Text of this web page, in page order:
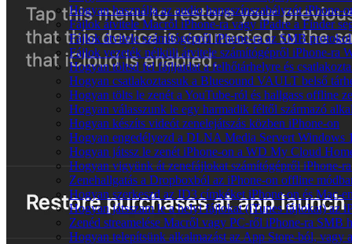
Hogyan használja az audio hangszínszabályzót
Fájlok átvitele Macről iPhone-ra vagy iPadre a Finder
Fájlok átvitele számítógépről iPhone-ra az SMB
Fájlok vezeték nélküli átvitele számítógépről iPhone-ra
Hogyan töltsd fel fájljaidat a felhőtárhelyre és
Hogyan csatlakoztassuk a Bluesound VAULT belső
Hogyan tölts le zenét a YouTube-ról és hallgass offline
Hogyan válasszunk le egy harmadik féltől származó
Hogyan készíts videót zenelejátszás közben iPhone-on
Hogyan engedélyezd a DLNA Media Servert Windows
Hogyan játssz le zenét iPhone-on a WD My Cloud
Hogyan vigyünk át zenefájlokat számítógépről iPhone-
Zenehallgatás a Dropboxból az iPhone-on offline
Hogyan szerkeszd az ID3 címkéket iPhone-on és Mac-
Hogyan játsszam le a helyi fájlokat (iTunes fájlokat) az
Zenéd streamelése Macről vagy PC-ről iPhone-ra SMB
Hogyan telepítsünk alkalmazást az App Store-ból,